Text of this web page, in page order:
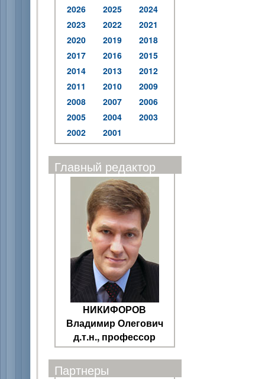
2026 2025
2024
2023
2022
2021
2020
2019
2018
2017
2016
2015
2014
2013
2012
2011
2010
2009
2008
2007
2006
2005
2004
2003
2002
2001
Главный редактор
НИКИФОРОВ
Владимир Олегович
д.т.н., профессор
Партнеры